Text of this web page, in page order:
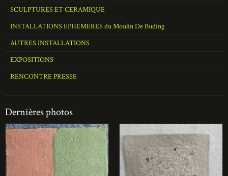
SCULPTURES ET CERAMIQUE
INSTALLATIONS EPHEMERES du Moulin De Buding
AUTRES INSTALLATIONS
EXPOSITIONS
RENCONTRE PRESSE
Dernières photos